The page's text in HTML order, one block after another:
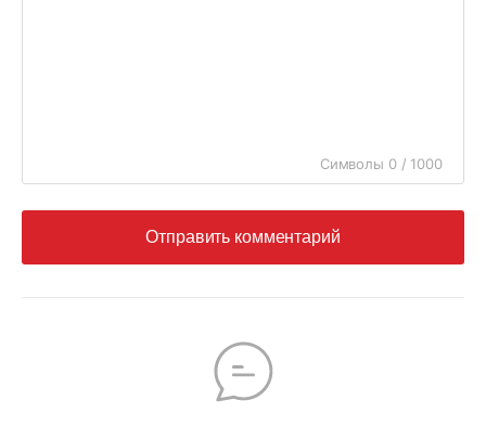
Символы 0 / 1000
Отправить комментарий